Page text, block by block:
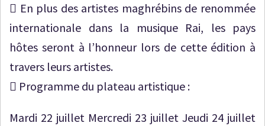
 En plus des artistes maghrébins de renommée
internationale dans la musique Rai, les pays
hôtes seront à l’honneur lors de cette édition à
travers leurs artistes.
 Programme du plateau artistique :
Mardi 22 juillet Mercredi 23 juillet Jeudi 24 juillet